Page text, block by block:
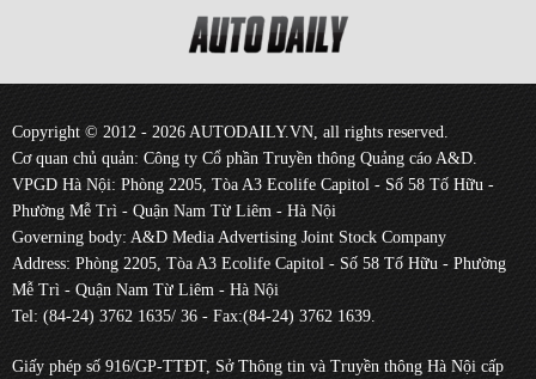
Copyright © 2012 - 2026 AUTODAILY.VN, all rights reserved.
Cơ quan chủ quản: Công ty Cổ phần Truyền thông Quảng cáo A&D.
VPGD Hà Nội: Phòng 2205, Tòa A3 Ecolife Capitol - Số 58 Tố Hữu -
Phường Mễ Trì - Quận Nam Từ Liêm - Hà Nội
Governing body: A&D Media Advertising Joint Stock Company
Address: Phòng 2205, Tòa A3 Ecolife Capitol - Số 58 Tố Hữu - Phường
Mễ Trì - Quận Nam Từ Liêm - Hà Nội
Tel: (84-24) 3762 1635/ 36 - Fax:(84-24) 3762 1639.
Giấy phép số 916/GP-TTĐT, Sở Thông tin và Truyền thông Hà Nội cấp